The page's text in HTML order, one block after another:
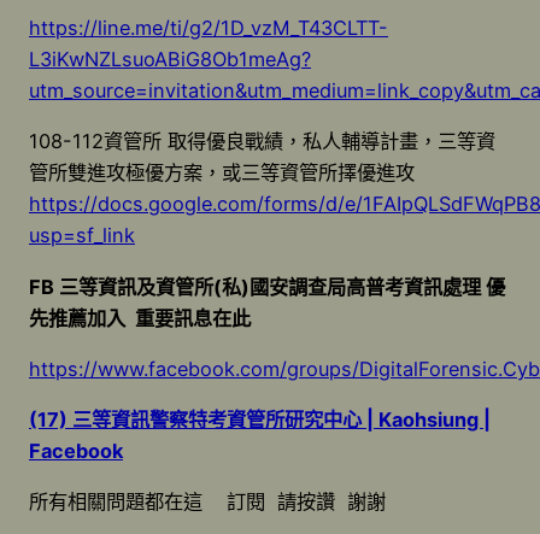
https://line.me/ti/g2/1D_vzM_T43CLTT-
L3iKwNZLsuoABiG8Ob1meAg?
108-112資管所 取得優良戰績，私人輔導計畫，三等資
管所雙進攻極優方案，或三等資管所擇優進攻
https://docs.google.com/forms/d/e/
usp=sf_link
FB 三等資訊及資管所(私)國安調查局高普考資訊處理 優
先推薦加入 重要訊息在此
https://www.facebook.com/groups/
(17) 三等資訊警察特考資管所研究中心 | Kaohsiung |
Facebook
所有相關問題都在這 訂閱 請按讚 謝謝